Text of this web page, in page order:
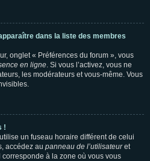
dans la liste des membres
onglet « Préférences du forum », vous
en ligne. Si vous l’activez, vous ne
les modérateurs et vous-même. Vous
!
un fuseau horaire différent de celui
accédez au panneau de l’utilisateuret
à la zone où vous vous